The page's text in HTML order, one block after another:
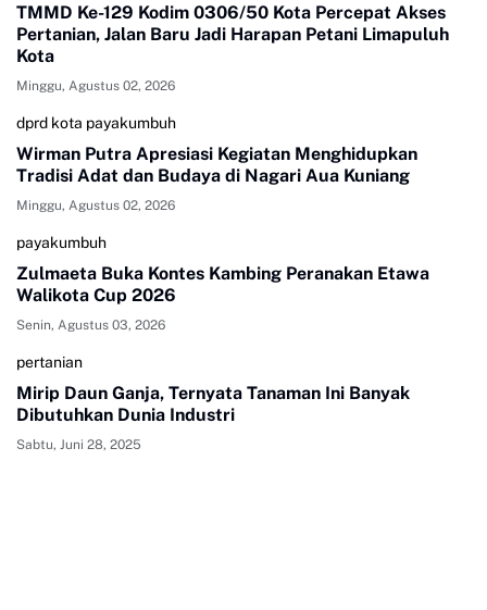
TMMD Ke-129 Kodim 0306/50 Kota Percepat Akses
Pertanian, Jalan Baru Jadi Harapan Petani Limapuluh
Kota
Minggu, Agustus 02, 2026
dprd kota payakumbuh
Wirman Putra Apresiasi Kegiatan Menghidupkan
Tradisi Adat dan Budaya di Nagari Aua Kuniang
Minggu, Agustus 02, 2026
payakumbuh
Zulmaeta Buka Kontes Kambing Peranakan Etawa
Walikota Cup 2026
Senin, Agustus 03, 2026
pertanian
Mirip Daun Ganja, Ternyata Tanaman Ini Banyak
Dibutuhkan Dunia Industri
Sabtu, Juni 28, 2025